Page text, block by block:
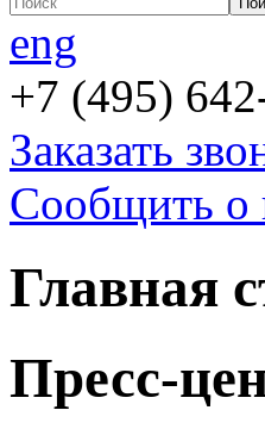
eng
+7 (495)
Заказать
Сообщить о
Главная
Пресс-